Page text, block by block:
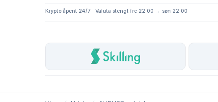
Krypto åpent 24/7 · Valuta stengt fre 22:00 → søn 22:00